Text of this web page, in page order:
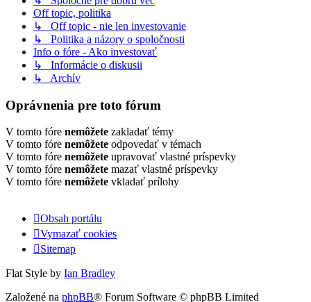
Off topic, politika
↳ Off topic - nie len investovanie
↳ Politika a názory o spoločnosti
Info o fóre - Ako investovať
↳ Informácie o diskusii
↳ Archív
Oprávnenia pre toto fórum
V tomto fóre nemôžete zakladať témy
V tomto fóre nemôžete odpovedať v témach
V tomto fóre nemôžete upravovať vlastné príspevky
V tomto fóre nemôžete mazať vlastné príspevky
V tomto fóre nemôžete vkladať prílohy
Obsah portálu
Vymazať cookies
Sitemap
Flat Style by Ian Bradley
Založené na phpBB® Forum Software © phpBB Limited